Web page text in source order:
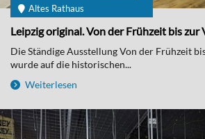
Altes Rathaus
Leipzig original. Von der Frühzeit bis zur
Die Ständige Ausstellung Von der Frühzeit
wurde auf die historischen...
Weiterlesen